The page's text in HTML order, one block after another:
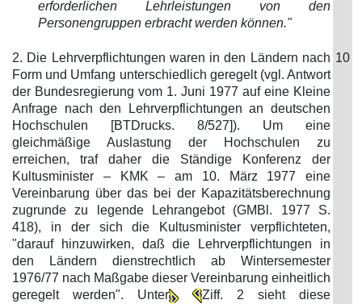
erforderlichen Lehrleistungen von den
Personengruppen erbracht werden können."
2. Die Lehrverpflichtungen waren in den Ländern nach
Form und Umfang unterschiedlich geregelt (vgl. Antwort
der Bundesregierung vom 1. Juni 1977 auf eine Kleine
Anfrage nach den Lehrverpflichtungen an deutschen
Hochschulen [BTDrucks. 8/527]). Um eine
gleichmäßige Auslastung der Hochschulen zu
erreichen, traf daher die Ständige Konferenz der
Kultusminister – KMK – am 10. März 1977 eine
Vereinbarung über das bei der Kapazitätsberechnung
zugrunde zu legende Lehrangebot (GMBl. 1977 S.
418), in der sich die Kultusminister verpflichteten,
"darauf hinzuwirken, daß die Lehrverpflichtungen in
den Ländern dienstrechtlich ab Wintersemester
1976/77 nach Maßgabe dieser Vereinbarung einheitlich
geregelt werden". Unter
Ziff. 2 sieht diese
10